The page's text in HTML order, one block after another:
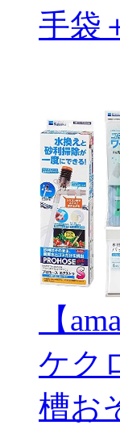
手袋
【
ケク
槽お